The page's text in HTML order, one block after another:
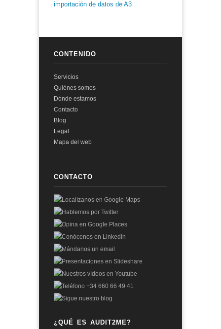
importación de datos de A3
CONTENIDO
Servicios
Quiénes somos
Dónde estamos
Contacto
Blog
Legal
Mapa del web
CONTACTO
¿QUÉ ES AUDIT2ME?